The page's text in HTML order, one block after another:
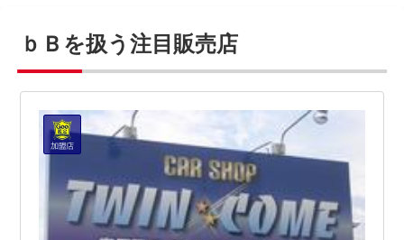
ｂＢを扱う注目販売店